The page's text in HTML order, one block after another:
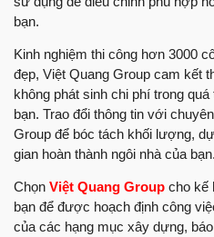
bạn.
Kinh nghiệm thi công hơn 3000
đẹp, Việt Quang Group cam kết
không phát sinh chi phí trong
bạn. Trao đổi thông tin với
Group để bóc tách khối lượng,
gian hoàn thành ngôi nhà của bạn.
Chọn Việt Quang Group cho kế
bạn để được hoạch định công
của các hạng mục xây dựng,